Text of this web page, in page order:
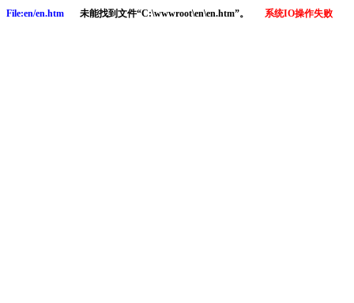
File:en/en.htm 未能找到文件“C:\wwwroot\en\en.htm”。 系统IO操作失败